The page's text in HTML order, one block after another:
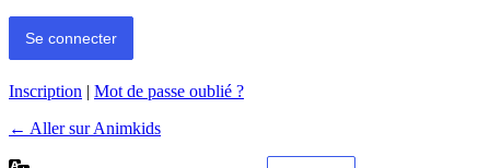
Inscription | Mot de passe oublié ?
← Aller sur Animkids